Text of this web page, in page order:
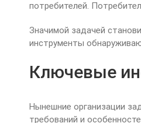
потребителей.
Значимой задачей
инструменты
Ключевые
Нынешние организации
требований и